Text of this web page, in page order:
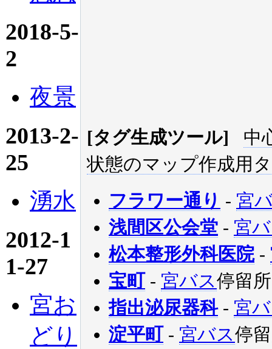
2018-5-
2
夜景
2013-2-
25
湧水
2012-1
1-27
宮お
どり
[タグ生成ツール]
中
状態のマップ作成用
フラワー通り - 宮
浅間区公会堂 - 宮
松本整形外科医院-
宝町- 宮バス停留所
指出泌尿器科- 宮
淀平町- 宮バス停